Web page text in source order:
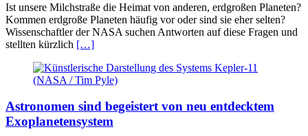
Ist unsere Milchstraße die Heimat von anderen, erdgroßen Planeten?
Kommen erdgroße Planeten häufig vor oder sind sie eher selten?
Wissenschaftler der NASA suchen Antworten auf diese Fragen und
stellten kürzlich […]
Astronomen sind begeistert von neu entdecktem
Exoplanetensystem